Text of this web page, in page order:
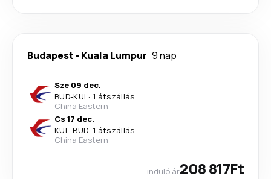
Budapest- Kuala Lumpur 9 nap
Sze 09 dec.
BUD-KUL· 1 átszállás
China Eastern
Cs 17 dec.
KUL-BUD· 1 átszállás
China Eastern
induló ár208 817Ft